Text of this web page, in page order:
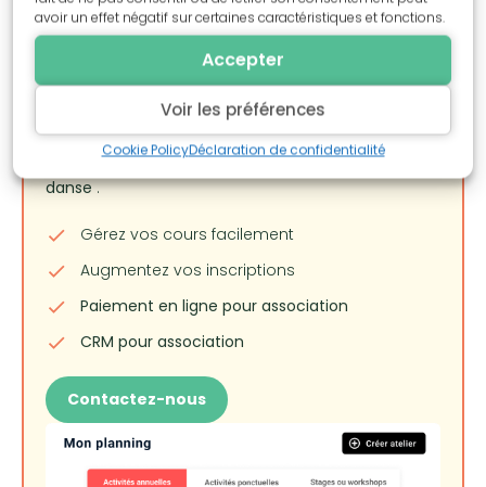
avoir un effet négatif sur certaines caractéristiques et fonctions.
Accepter
Voir les préférences
Cookie PolicyDéclaration de confidentialité
Simplifiez la gestion de vos
cours de danse
Gagnez du temps et optimisez votre
organisation avec notrelogiciel de gestion de
danse.
Gérez vos cours facilement
Augmentez vos inscriptions
Paiement en ligne pour association
CRM pour association
Contactez-nous